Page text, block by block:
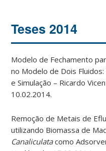
Teses 2014
Modelo de Fechamento
no Modelo de Dois
e Simulação – Ricardo
10.02.2014.
Remoção de Metais de
utilizando Biomassa de
Canaliculatacomo